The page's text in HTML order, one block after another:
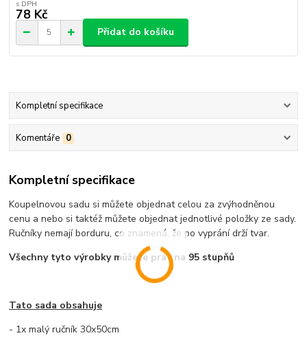
78 Kč
Přidat do košíku
Kompletní specifikace
Komentáře 0
Kompletní specifikace
Koupelnovou sadu si můžete objednat celou za zvýhodněnou
cenu a nebo si taktéž můžete objednat jednotlivé položky ze sady.
Ručníky nemají borduru, co znamená, že po vyprání drží tvar.
Všechny tyto výrobky můžete prát na 95 stupňů
Tato sada obsahuje
- 1x malý ručník 30x50cm